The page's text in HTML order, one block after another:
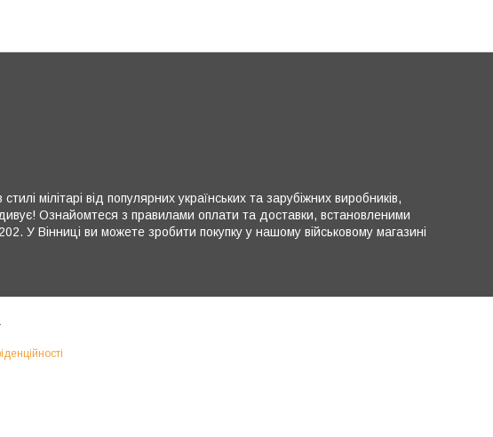
мілітарі від популярних українських та зарубіжних виробників,
Ознайомтеся з правилами оплати та доставки, встановленими
Вінниці ви можете зробити покупку у нашому військовому магазині